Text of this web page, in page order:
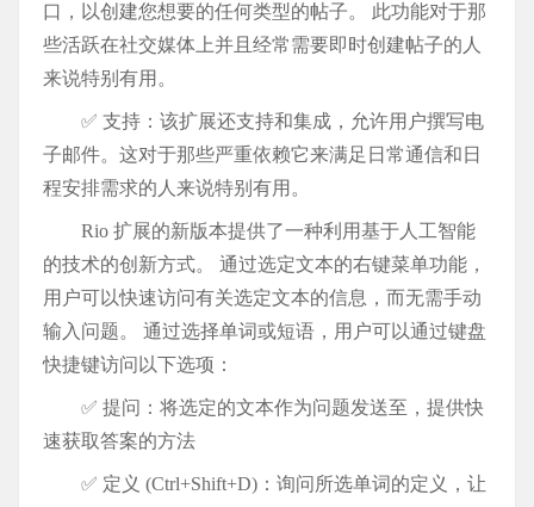
口，以创建您想要的任何类型的帖子。 此功能对于那
些活跃在社交媒体上并且经常需要即时创建帖子的人
来说特别有用。
✅ 支持：该扩展还支持和集成，允许用户撰写电
子邮件。这对于那些严重依赖它来满足日常通信和日
程安排需求的人来说特别有用。
Rio 扩展的新版本提供了一种利用基于人工智能
的技术的创新方式。 通过选定文本的右键菜单功能，
用户可以快速访问有关选定文本的信息，而无需手动
输入问题。 通过选择单词或短语，用户可以通过键盘
快捷键访问以下选项：
✅ 提问：将选定的文本作为问题发送至，提供快
速获取答案的方法
✅ 定义 (Ctrl+Shift+D)：询问所选单词的定义，让